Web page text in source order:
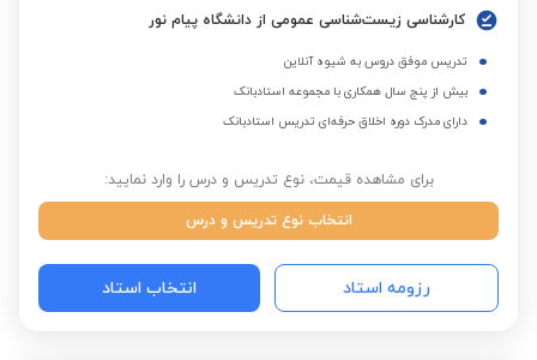
کارشناسی زیست‌شناسی عمومی از دانشگاه پیام نور
تدریس موفق دروس به شیوه آنلاین
بیش از پنج سال همکاری با مجموعه استادبانک
دارای مدرک دوره اخلاق حرفه‌ای تدریس استادبانک
برای مشاهده قیمت، نوع تدریس و درس را وارد نمایید:
انتخاب نوع تدریس و درس
رزومه استاد انتخاب استاد